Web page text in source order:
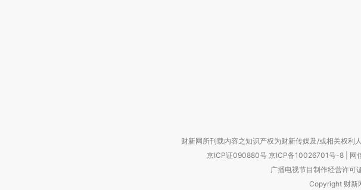
财新网所刊载内容之知识产权为财新传媒及/或相关权利
京ICP证090880号 京ICP备10026701号-8 网
广播电视节目制作经营许可
Copyright 财新